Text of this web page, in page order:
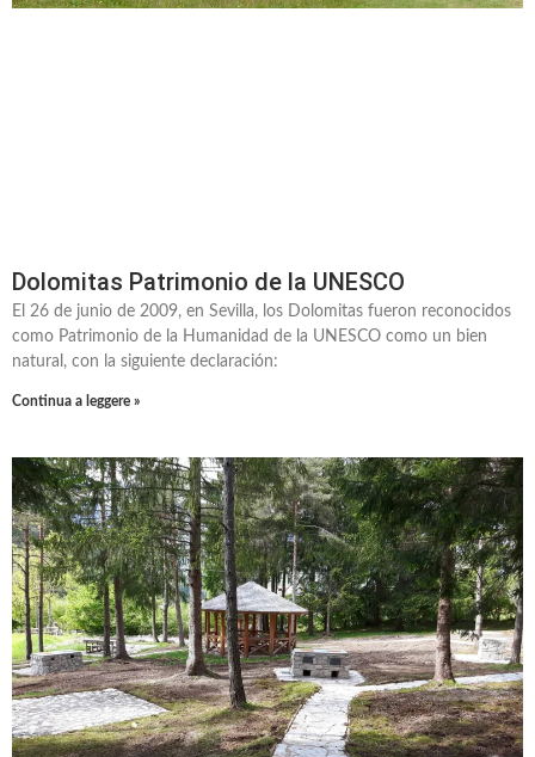
Dolomitas Patrimonio de la UNESCO
El 26 de junio de 2009, en Sevilla, los Dolomitas fueron reconocidos
como Patrimonio de la Humanidad de la UNESCO como un bien
natural, con la siguiente declaración:
Continua a leggere »